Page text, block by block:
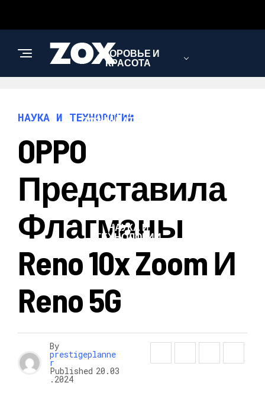
ЗДОРОВЬЕ И
КРАСОТА
ИНТЕРЕСНОЕ И
ПОЗНАВАТЕЛЬНОЕ
НАУКА И
ТЕХНОЛОГИИ
НАУКА И ТЕХНОЛОГИИ
OPPO
Представила
Флагманы
Reno 10x Zoom И
Reno 5G
By
prestigeplanne
r
Published 20.03
.2024